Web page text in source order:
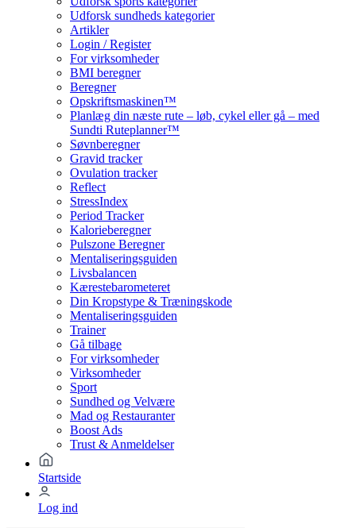
Udforsk sundheds kategorier
Artikler
Login / Register
For virksomheder
BMI beregner
Beregner
Opskriftsmaskinen™
Planlæg din næste rute – løb, cykel eller gå – med
Sundti Ruteplanner™
Søvnberegner
Gravid tracker
Ovulation tracker
Reflect
StressIndex
Period Tracker
Kalorieberegner
Pulszone Beregner
Mentaliseringsguiden
Livsbalancen
Kærestebarometeret
Din Kropstype & Træningskode
Mentaliseringsguiden
Trainer
Gå tilbage
For virksomheder
Virksomheder
Sport
Sundhed og Velvære
Mad og Restauranter
Boost Ads
Trust & Anmeldelser
Startside
Log ind